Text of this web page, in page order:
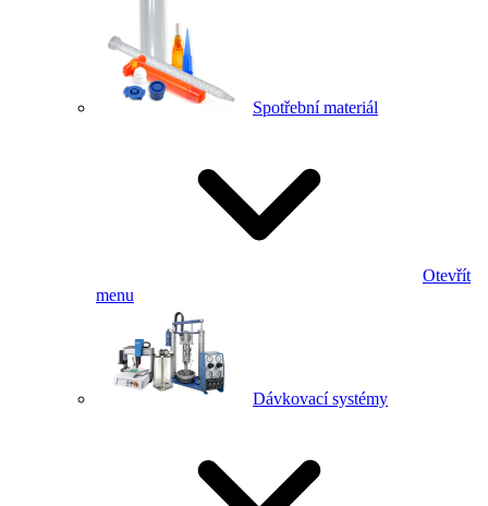
Spotřební materiál
Otevřít
menu
Dávkovací systémy